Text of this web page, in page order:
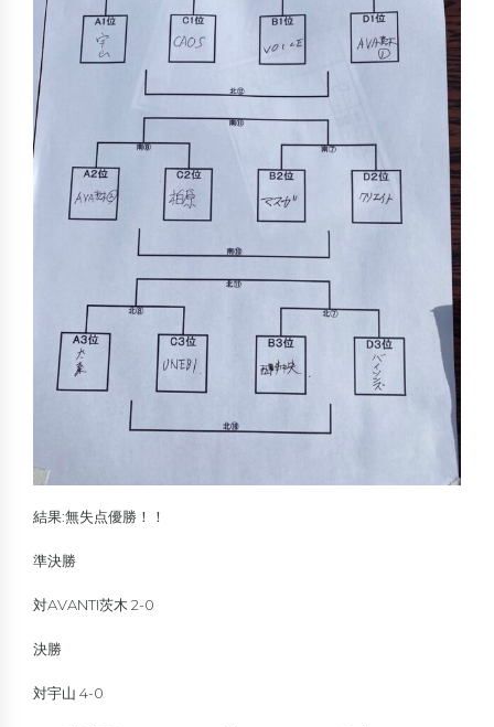
結果:無失点優勝！！
準決勝
対AVANTI茨木 2-0
決勝
対宇山 4-0